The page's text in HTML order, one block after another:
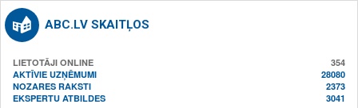
ABC.LV SKAITĻOS
LIETOTĀJI ONLINE
354
AKTĪVIE UZŅĒMUMI
28080
NOZARES RAKSTI
2373
EKSPERTU ATBILDES
3041